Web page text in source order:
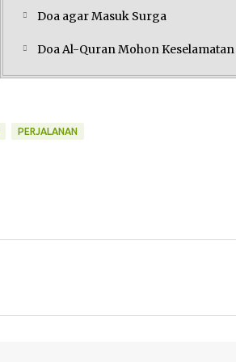
Doa agar Masuk Surga
Doa Al-Quran Mohon
PERJALANAN